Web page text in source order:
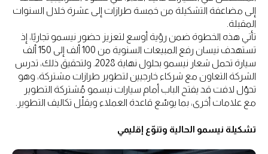
إلى مضاعفة التشكيلة من خمسة طرازات إلى عشرة خلال السنوات
المقبلة.
تأتي هذه الخطوة ضمن رؤية أوسع لتعزيز حضور نيسمو تجاريًا، إذ
تستهدف نيسان رفع المبيعات السنوية من 100 ألف إلى 150 ألف
سيارة تحمل شعار نيسمو بحلول نهاية 2028. ولتحقيق ذلك، تدرس
الشركة التعاون مع شركاء خارجيين لتطوير طرازات مشتركة، وهو
تحوّل لافت قد يفتح الباب أمام سيارات نيسمو مُشتركة التطوير
مع علامات أخرى، بما يوسّع قاعدة العملاء ويقلّل تكاليف التطوير.
تشكيلة نيسمو الحالية وتنوّع إقليمي